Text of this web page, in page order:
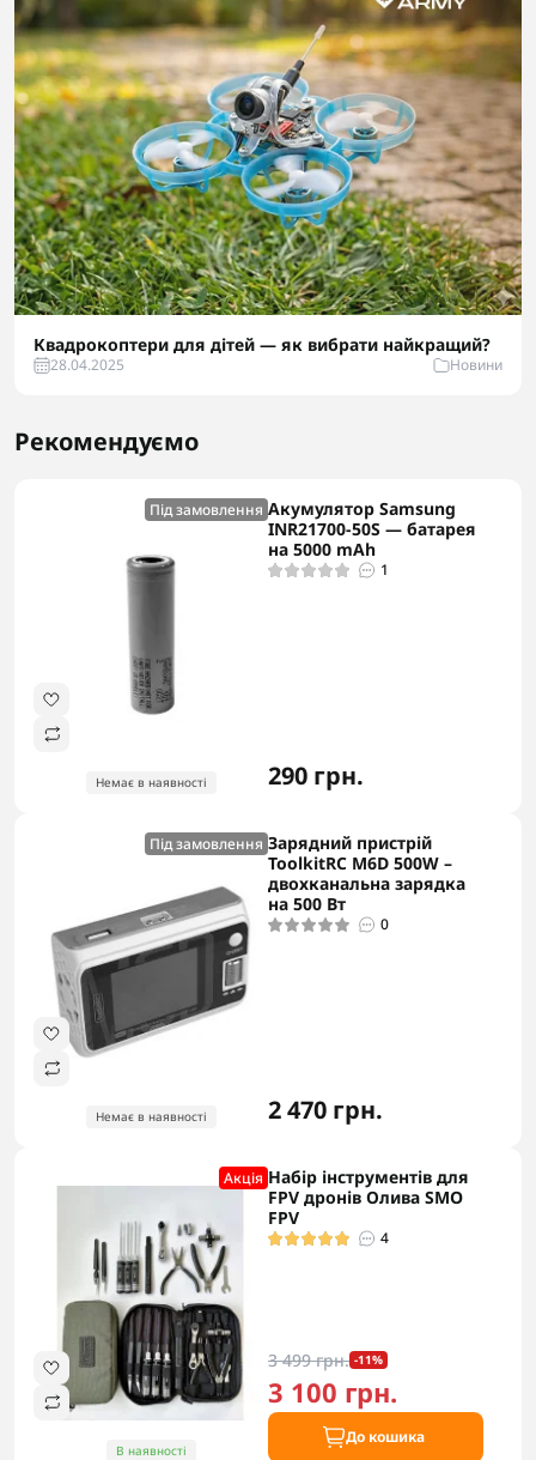
Квадрокоптери для дітей — як вибрати найкращий?
28.04.2025 Новини
Рекомендуємо
Під замовлення
Немає в наявності
Акумулятор Samsung
INR21700-50S — батарея
на 5000 mAh
1
290 грн.
Під замовлення
Немає в наявності
Зарядний пристрій
ToolkitRC M6D 500W –
двохканальна зарядка
на 500 Вт
0
2 470 грн.
Акцiя
В наявності
Набір інструментів для
FPV дронів Олива SMO
FPV
4
3 499 грн. -11%
3 100 грн.
До кошика